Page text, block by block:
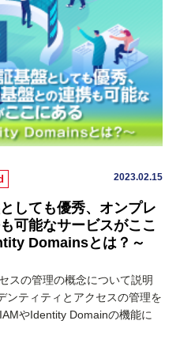
2023.02.15
しても優秀、オンプレ
可能なサービスがここ
Domainsとは？～
スの管理の概念について説明
ンティティとアクセスの管理を
やIdentity Domainの機能に